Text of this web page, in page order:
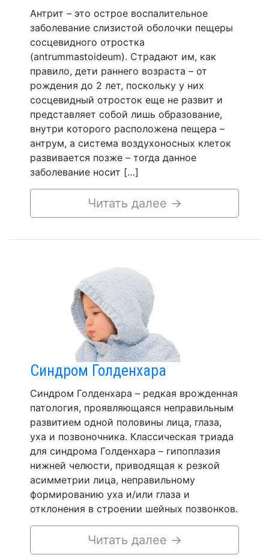
Антрит – это острое воспалительное
заболевание слизистой оболочки пещеры
сосцевидного отростка
(antrummastoideum). Страдают им, как
правило, дети раннего возраста – от
рождения до 2 лет, поскольку у них
сосцевидный отросток еще не развит и
представляет собой лишь образование,
внутри которого расположена пещера –
антрум, а система воздухоносных клеток
развивается позже – тогда данное
заболевание носит […]
Читать далее →
Синдром Голденхара
Синдром Голденхара – редкая врожденная
патология, проявляющаяся неправильным
развитием одной половины лица, глаза,
уха и позвоночника. Классическая триада
для синдрома Голденхара – гипоплазия
нижней челюсти, приводящая к резкой
асимметрии лица, неправильному
формированию уха и/или глаза и
отклонения в строении шейных позвонков.
Читать далее →